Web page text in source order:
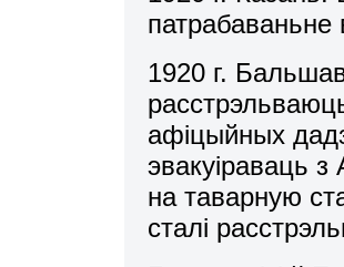
патрабаваньне
1920 г.
афіцыйных
эвакуіраваць з
на таварную
сталі